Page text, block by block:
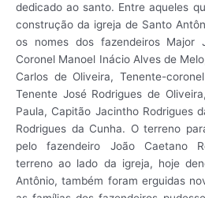
dedicado ao santo. Entre aqueles
construção da igreja de Santo
os nomes dos fazendeiros Major
Coronel Manoel Inácio Alves de
Carlos de Oliveira, Tenente-
Tenente José Rodrigues de
Paula, Capitão Jacintho Rodrigues
Rodrigues da Cunha. O terreno
pelo fazendeiro João Caetano
terreno ao lado da igreja, hoje
Antônio, também foram erguidas